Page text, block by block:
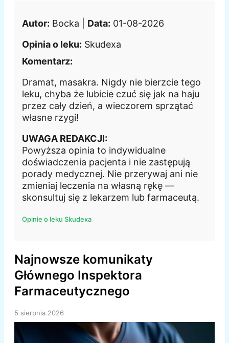
Autor: Bocka | Data: 01-08-2026
Opinia o leku: Skudexa
Komentarz:
Dramat, masakra. Nigdy nie bierzcie tego
leku, chyba że lubicie czuć się jak na haju
przez cały dzień, a wieczorem sprzątać
własne rzygi!
UWAGA REDAKCJI:
Powyższa opinia to indywidualne
doświadczenia pacjenta i nie zastępują
porady medycznej. Nie przerywaj ani nie
zmieniaj leczenia na własną rękę —
skonsultuj się z lekarzem lub farmaceutą.
Opinie o leku Skudexa
Najnowsze komunikaty
Głównego Inspektora
Farmaceutycznego
5 sierpnia 2026